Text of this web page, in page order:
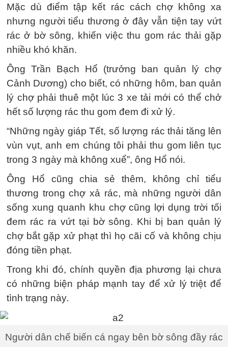
Mặc dù điểm tập kết rác cách chợ không xa
nhưng người tiểu thương ở đây vẫn tiện tay vứt
rác ở bờ sông, khiến việc thu gom rác thải gặp
nhiều khó khăn.
Ông Trần Bạch Hổ (trưởng ban quản lý chợ
Cảnh Dương) cho biết, có những hôm, ban quản
lý chợ phải thuê một lúc 3 xe tải mới có thể chở
hết số lượng rác thu gom đem đi xử lý.
“Những ngày giáp Tết, số lượng rác thải tăng lên
vùn vụt, anh em chúng tôi phải thu gom liên tục
trong 3 ngày mà không xuể”, ông Hổ nói.
Ông Hổ cũng chia sẻ thêm, không chỉ tiểu
thương trong chợ xả rác, mà những người dân
sống xung quanh khu chợ cũng lợi dụng trời tối
đem rác ra vứt tại bờ sông. Khi bị ban quản lý
chợ bắt gặp xử phạt thì họ cãi cố và không chịu
đóng tiền phạt.
Trong khi đó, chính quyền địa phương lại chưa
có những biện pháp mạnh tay để xử lý triệt để
tình trạng này.
Người dân chế biến cá ngay bên bờ sông đầy rác